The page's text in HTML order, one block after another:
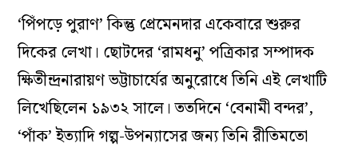
‘পিঁপড়ে পুরাণ’ কিন্তু প্রেমেনদার একেবারে শুরুর
দিকের লেখা। ছোটদের ‘রামধনু’ পত্রিকার সম্পাদক
ক্ষিতীন্দ্রনারায়ণ ভট্টাচার্যের অনুরোধে তিনি এই লেখাটি
লিখেছিলেন ১৯৩২ সালে। ততদিনে ‘বেনামী বন্দর’,
‘পাঁক’ ইত্যাদি গল্প-উপন্যাসের জন্য তিনি রীতিমতো